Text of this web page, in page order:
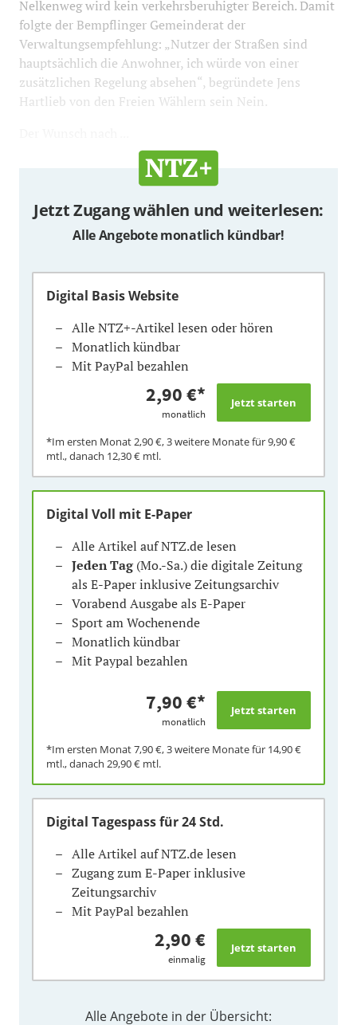
Nelkenweg wird kein verkehrsberuhigter Bereich. Damit
folgte der Bempflinger Gemeinderat der
Verwaltungsempfehlung: „Nutzer der Straßen sind
hauptsächlich die Anwohner, ich würde von einer
zusätzlichen Regelung absehen“, begründete Jens
Hartlieb von den Freien Wählern sein Nein.
Jetzt Zugang wählen und weiterlesen:
Alle Angebote monatlich kündbar!
Digital Basis Website
Alle NTZ+-Artikel lesen oder hören
Monatlich kündbar
Mit PayPal bezahlen
2,90 €*
monatlich
*Im ersten Monat2,90 €, 3 weitere Monate für9,90 €
mtl., danach 12,30 € mtl.
Digital Voll mit E-Paper
Alle Artikel auf NTZ.de lesen
Jeden Tag(Mo.-Sa.) die digitale Zeitung
als E-Paper inklusive Zeitungsarchiv
Vorabend Ausgabe als E-Paper
Sport am Wochenende
Monatlich kündbar
Mit Paypal bezahlen
7,90 €*
monatlich
*Im ersten Monat7,90 €, 3 weitere Monate für 14,90 €
mtl., danach 29,90 € mtl.
Digital Tagespassfür 24 Std.
Alle Artikel auf NTZ.de lesen
Zugang zum E-Paper inklusive
Zeitungsarchiv
Mit PayPal bezahlen
2,90 €
einmalig
Alle Angebote in der Übersicht: